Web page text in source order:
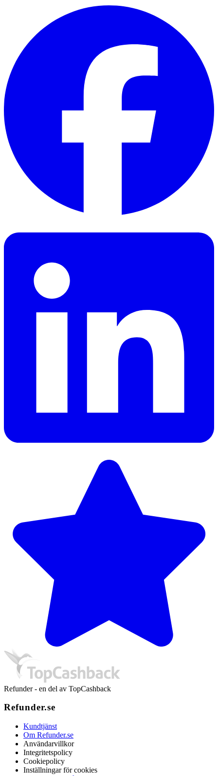
Refunder - en del av TopCashback
Refunder.se
Kundtjänst
Om Refunder.se
Användarvillkor
Integritetspolicy
Cookiepolicy
Inställningar för cookies